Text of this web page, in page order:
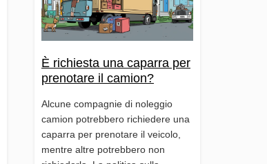
È richiesta una caparra per
prenotare il camion?
Alcune compagnie di noleggio
camion potrebbero richiedere una
caparra per prenotare il veicolo,
mentre altre potrebbero non